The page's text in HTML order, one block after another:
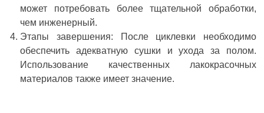
может потребовать более тщательной обработки,
чем инженерный.
Этапы завершения: После циклевки необходимо
обеспечить адекватную сушки и ухода за полом.
Использование качественных лакокрасочных
материалов также имеет значение.